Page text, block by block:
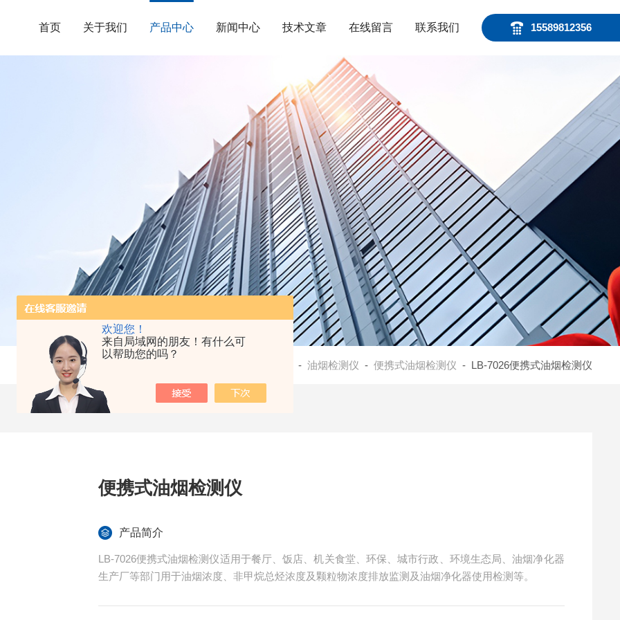
欢迎您！
来自局域网的朋友！有什么可
以帮助您的吗？
15589812356
首页 关于我们 产品中心 新闻中心 技术文章 在线留言 联系我们
- 油烟检测仪 - 便携式油烟检测仪 - LB-7026便携式油烟检测仪
便携式油烟检测仪
产品简介
LB-7026便携式油烟检测仪适用于餐厅、饭店、机关食堂、环保、城市行政、环境生态局、油烟净化器
生产厂等部门用于油烟浓度、非甲烷总烃浓度及颗粒物浓度排放监测及油烟净化器使用检测等。